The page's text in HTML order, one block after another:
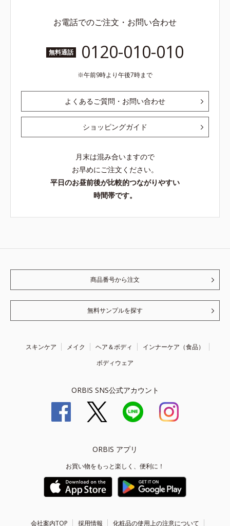
お電話でのご注文・お問い合わせ
無料通話 0120-010-010
午前9時より午後7時まで
よくあるご質問・お問い合わせ
ショッピングガイド
月末は混み合いますので
お早めにご注文ください。
平日のお昼前後が比較的つながりやすい
時間帯です。
商品番号から注文
無料サンプルを探す
スキンケア メイク ヘア＆ボディ
インナーケア（食品）
ボディウェア
ORBIS SNS公式アカウント
ORBIS アプリ
お買い物をもっと楽しく、便利に！
会社案内TOP 採用情報 化粧品の使用上の注意について